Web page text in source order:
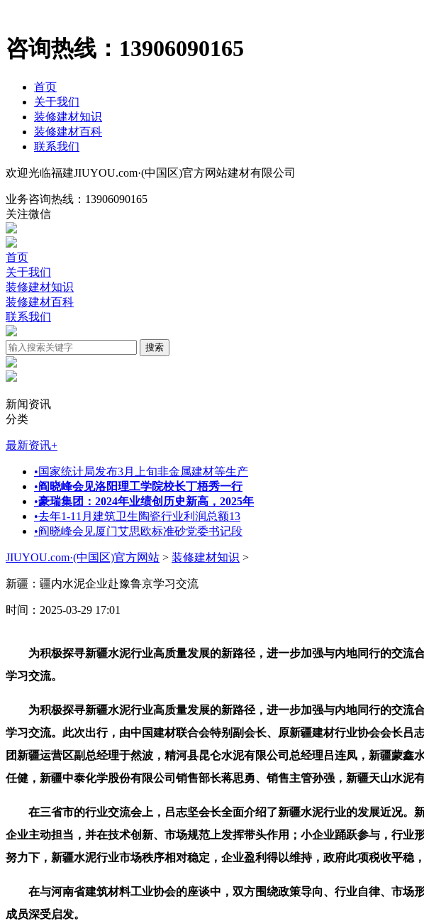
咨询热线： 13906090165
首页
关于我们
装修建材知识
装修建材百科
联系我们
欢迎光临福建JIUYOU.com·(中国区)官方网站建材有限公司
业务咨询热线： 13906090165
关注微信
首页
关于我们
装修建材知识
装修建材百科
联系我们
新闻资讯
分类
最新资讯+
•国家统计局发布3月上旬非金属建材等生产
•阎晓峰会见洛阳理工学院校长丁梧秀一行
•豪瑞集团：2024年业绩创历史新高，2025年
•去年1-11月建筑卫生陶瓷行业利润总额13
•阎晓峰会见厦门艾思欧标准砂党委书记段
JIUYOU.com·(中国区)官方网站 > 装修建材知识 >
新疆：疆内水泥企业赴豫鲁京学习交流
时间：2025-03-29 17:01
为积极探寻新疆水泥行业高质量发展的新路径，进一步加强与内地同行的交流
学习交流。
为积极探寻新疆水泥行业高质量发展的新路径，进一步加强与内地同行的交流
学习交流。此次出行，由中国建材联合会特别副会长、原新疆建材行业协会会长
团新疆运营区副总经理于然波，精河县昆仑水泥有限公司总经理吕连凤，新疆蒙
任健，新疆中泰化学股份有限公司销售部长蒋思勇、销售主管孙强，新疆天山水泥
在三省市的行业交流会上，吕志坚会长全面介绍了新疆水泥行业的发展近况。
企业主动担当，并在技术创新、市场规范上发挥带头作用；小企业踊跃参与，行
努力下，新疆水泥行业市场秩序相对稳定，企业盈利得以维持，政府此项税收平稳
在与河南省建筑材料工业协会的座谈中，双方围绕政策导向、行业自律、市场
成员深受启发。